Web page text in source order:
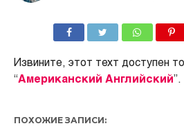
Извините, этот техт доступен
“Американский Английский ”.
ПОХОЖИЕ ЗАПИСИ: